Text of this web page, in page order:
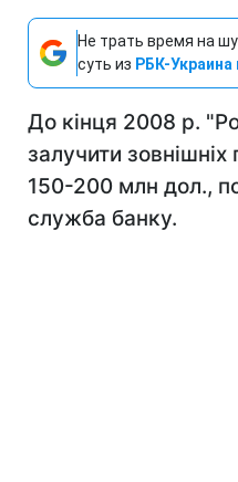
Не трать время на
суть из РБК-Украина
До кінця 2008 р.
залучити
150-200 млн дол.,
служба банку.